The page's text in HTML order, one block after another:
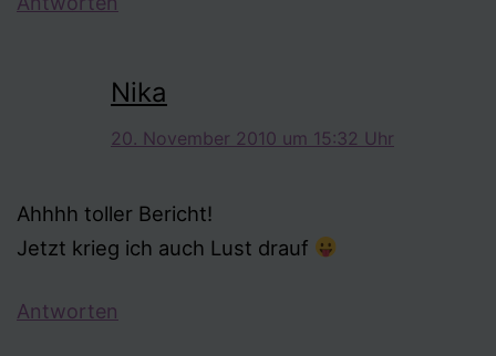
Nika
20. November 2010 um 15:32 Uhr
Ahhhh toller Bericht!
Jetzt krieg ich auch Lust drauf
Antworten